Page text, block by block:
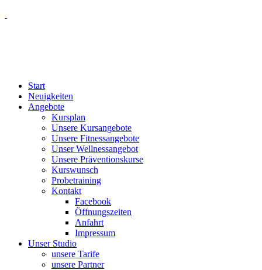
Start
Neuigkeiten
Angebote
Kursplan
Unsere Kursangebote
Unsere Fitnessangebote
Unser Wellnessangebot
Unsere Präventionskurse
Kurswunsch
Probetraining
Kontakt
Facebook
Öffnungszeiten
Anfahrt
Impressum
Unser Studio
unsere Tarife
unsere Partner